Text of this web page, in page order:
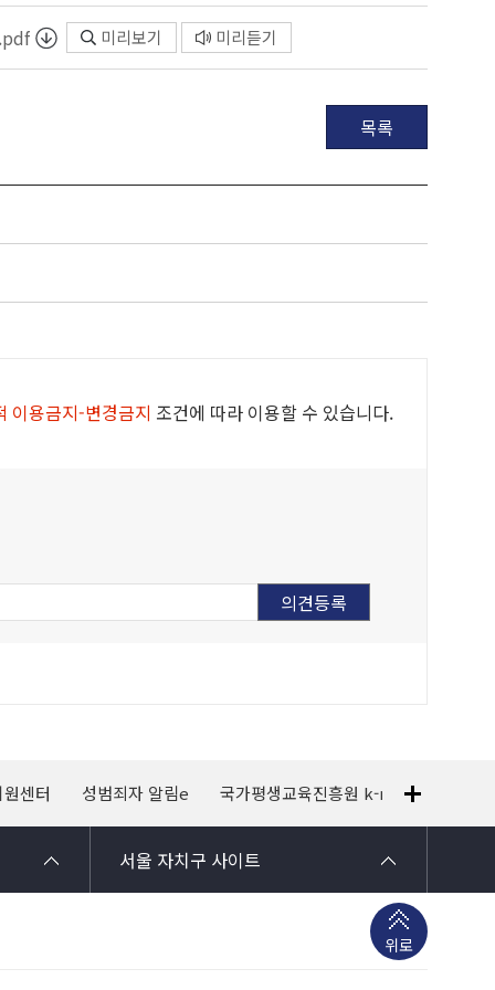
미리보기 미리듣기
목록
이용금지-변경금지 조건에 따라 이용할 수 있습니다.
센터 성범죄자 알림e 국가평생교육진흥원 k-mooc
서울 자치구 사이트
위로